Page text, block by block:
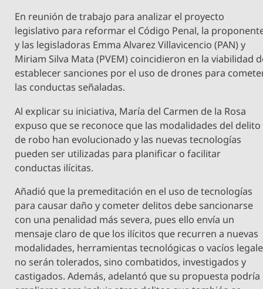
En reunión de trabajo para analizar el proyecto
legislativo para reformar el Código Penal, la
y las legisladoras Emma Alvarez Villavicencio (PAN) y
Miriam Silva Mata (PVEM) coincidieron en la viabilidad
establecer sanciones por el uso de drones para
las conductas señaladas.
Al explicar su iniciativa, María del Carmen de la Rosa
expuso que se reconoce que las modalidades del delito
de robo han evolucionado y las nuevas tecnologías
pueden ser utilizadas para planificar o facilitar
conductas ilícitas.
Añadió que la premeditación en el uso de tecnologías
para causar daño y cometer delitos debe sancionarse
con una penalidad más severa, pues ello envía un
mensaje claro de que los ilícitos que recurren a nuevas
modalidades, herramientas tecnológicas o vacíos
no serán tolerados, sino combatidos, investigados y
castigados. Además, adelantó que su propuesta podría